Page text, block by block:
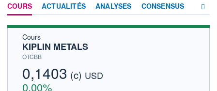
COURS ACTUALITÉS ANALYSES CONSENSUS
Cours
KIPLIN METALS
OTCBB
0,1403 (c) USD
0,00%